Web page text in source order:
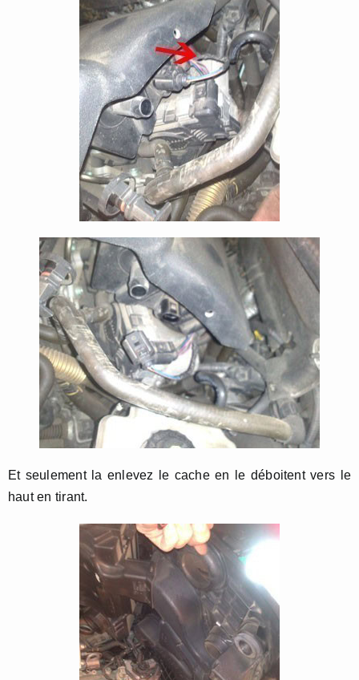
Et seulement la enlevez le cache en le déboitent vers le
haut en tirant.